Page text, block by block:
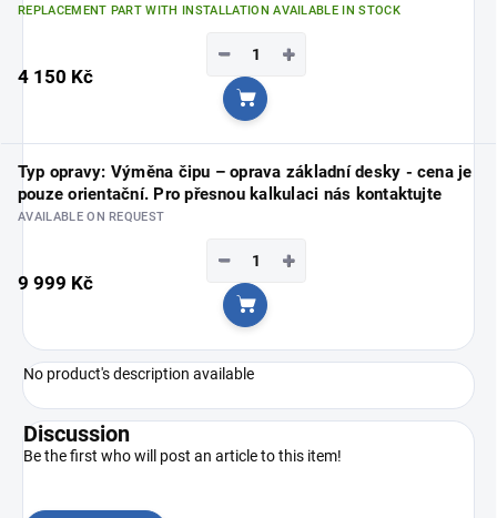
REPLACEMENT PART WITH INSTALLATION AVAILABLE IN STOCK
4 150 Kč
+
−
Add to cart
Typ opravy: Výměna čipu – oprava základní desky - cena je
pouze orientační. Pro přesnou kalkulaci nás kontaktujte
AVAILABLE ON REQUEST
9 999 Kč
+
−
Add to cart
No product's description available
Discussion
Be the first who will post an article to this item!